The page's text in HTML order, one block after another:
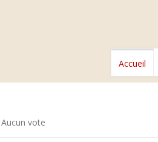
Accueil
Aucun vote